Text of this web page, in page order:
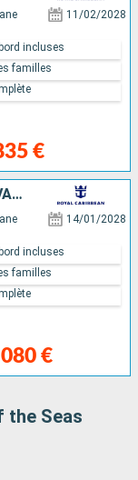
11/02/2028
€
incluses
familles
AUSTRALIE, NOUVELLE-CALÉDONIE, VANUATU
14/01/2028
€
incluses
familles
the Seas